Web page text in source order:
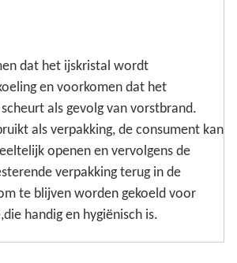
dat het ijskristal wordt
en voorkomen dat het
als gevolg van vorstbrand.
als verpakking, de consument kan
openen en vervolgens de
verpakking terug in de
te blijven worden gekoeld voor
handig en hygiënisch is.